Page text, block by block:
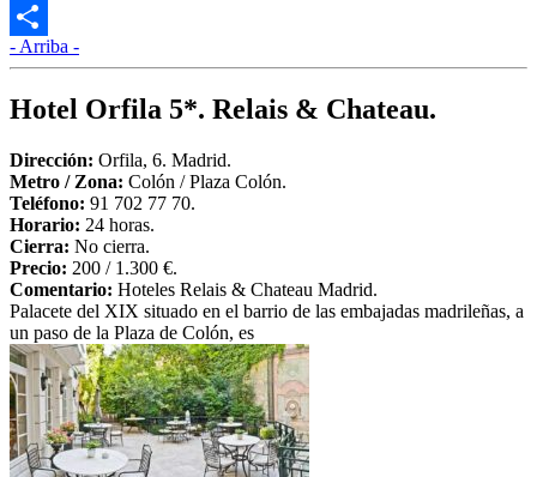
Twitter
Compartir
- Arriba -
Hotel Orfila 5*. Relais & Chateau.
Dirección: Orfila, 6. Madrid.
Metro / Zona: Colón / Plaza Colón.
Teléfono: 91 702 77 70.
Horario: 24 horas.
Cierra: No cierra.
Precio: 200 / 1.300 €.
Comentario: Hoteles Relais & Chateau Madrid.
Palacete del XIX situado en el barrio de las embajadas madrileñas, a
un paso de la Plaza de Colón, es